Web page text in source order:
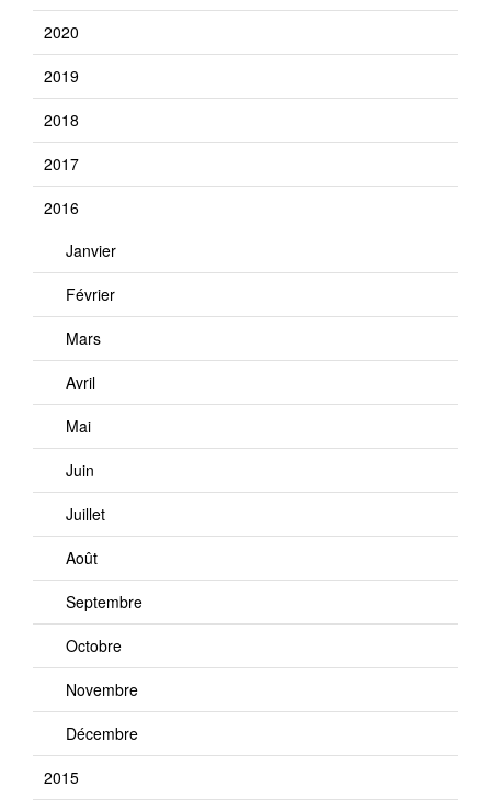
2020
2019
2018
2017
2016
Janvier
Février
Mars
Avril
Mai
Juin
Juillet
Août
Septembre
Octobre
Novembre
Décembre
2015